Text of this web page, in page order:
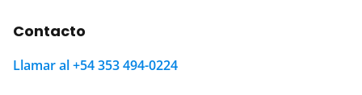
Contacto
Llamar al +54 353 494-0224